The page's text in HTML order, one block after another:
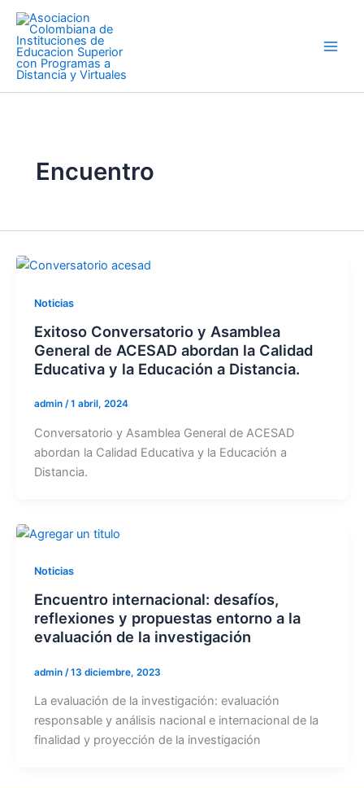
contenido
Encuentro
Noticias
Exitoso Conversatorio y Asamblea
General de ACESAD abordan la Calidad
Educativa y la Educación a Distancia.
admin /1 abril, 2024
Conversatorio y Asamblea General de ACESAD
abordan la Calidad Educativa y la Educación a
Distancia.
Noticias
Encuentro internacional: desafíos,
reflexiones y propuestas entorno a la
evaluación de la investigación
admin /13 diciembre, 2023
La evaluación de la investigación: evaluación
responsable y análisis nacional e internacional de la
finalidad y proyección de la investigación